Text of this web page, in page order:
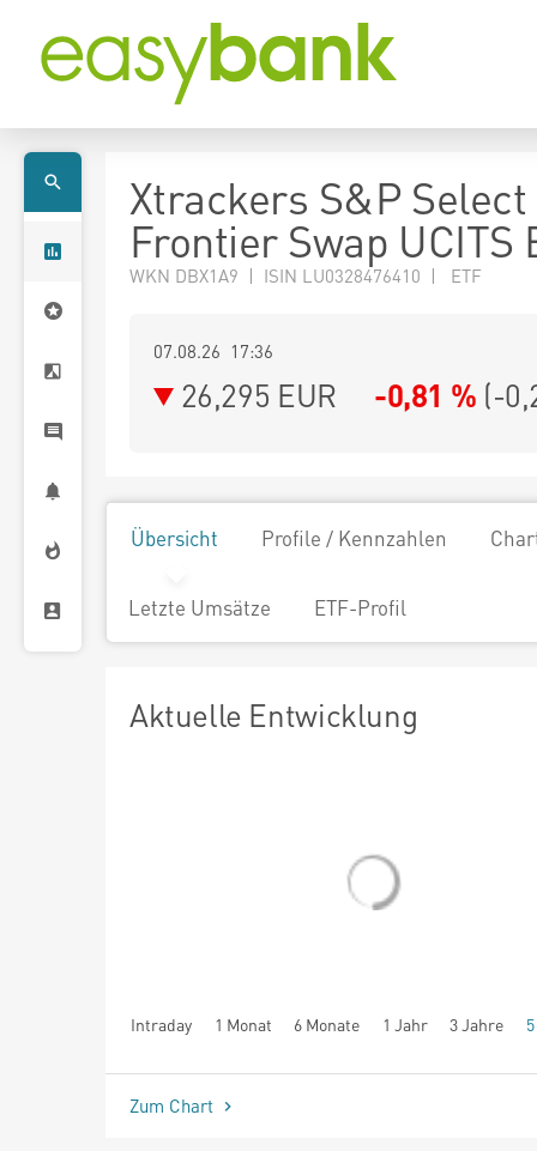
Xtrackers S&P Select
Frontier Swap UCITS
WKN DBX1A9 | ISIN LU0328476410 | ETF
07.08.26 17:36
26,295 EUR -0,81 % (-
Übersicht Profile / Kennzahlen
Letzte Umsätze ETF-Profil
Aktuelle Entwicklung
Intraday 1 Monat 6 Monate 1 Jahr 3 Jahre
seit Beginn
Zum Chart